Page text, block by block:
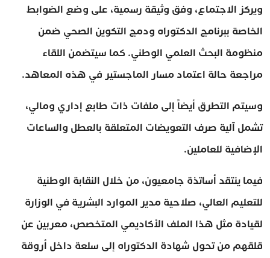
ويركز الاجتماع، وفق وثيقة رسمية، على وضع الضوابط
الخاصة ببرنامج الدكتوراه ودمج التكوين الصحي ضمن
منظومة البحث العلمي الوطني. كما سيتضمن اللقاء
مراجعة حالة اعتماد مسار الماجستير في هذه المعاهد.
وسيتم التطرق أيضاً إلى ملفات ذات طابع إداري ومالي،
تشمل آلية صرف التعويضات المتعلقة بالعطل والساعات
الإضافية للعاملين.
فيما ينتقد أساتذة جامعيون، من خلال النقابة الوطنية
للتعليم العالي، صلاحية مدير الموارد البشرية في الوزارة
لقيادة مثل هذا الملف الأكاديمي المتخصص، معربين عن
قلقهم من تحول شهادة الدكتوراه إلى سلعة داخل أروقة